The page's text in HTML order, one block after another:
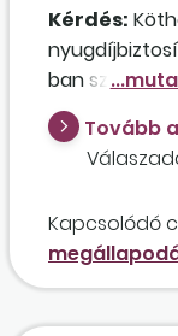
Kérdés:
ban született
nyugdíjra
jelenlegi 15
szolgálati
igen, milyen
évre?
Tovább
Kapcsolódó